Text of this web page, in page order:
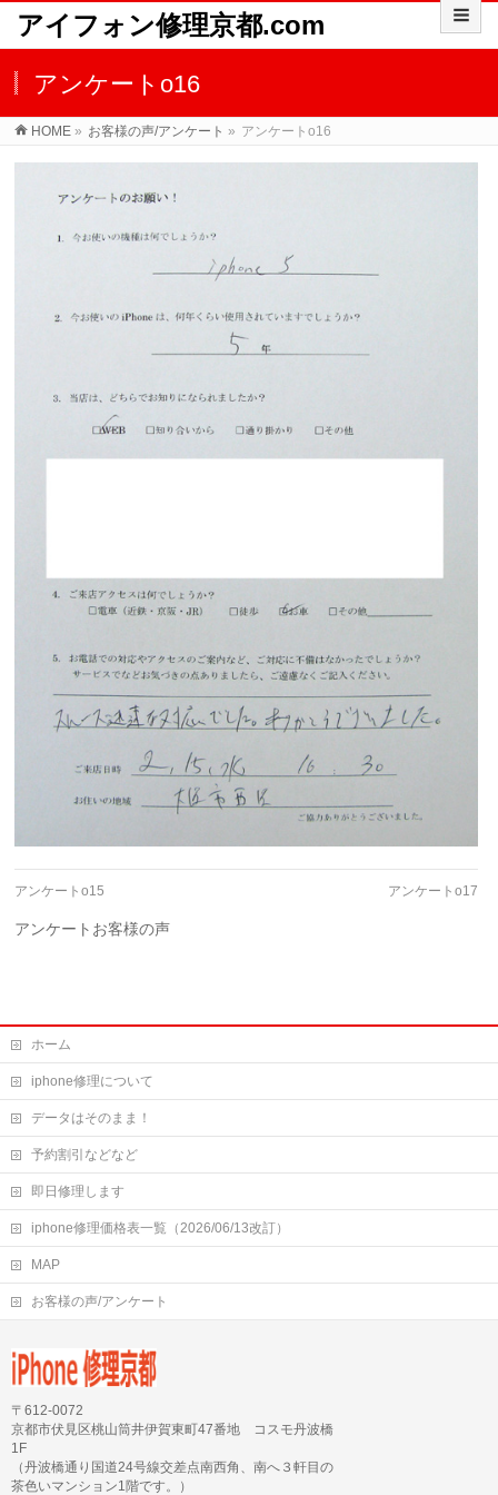
アイフォン修理京都.com
アンケートo16
HOME » お客様の声/アンケート » アンケートo16
アンケートo15 アンケートo17
アンケートお客様の声
ホーム
iphone修理について
データはそのまま！
予約割引などなど
即日修理します
iphone修理価格表一覧（2026/06/13改訂）
MAP
お客様の声/アンケート
〒612-0072
京都市伏見区桃山筒井伊賀東町47番地 コスモ丹波橋
1F
（丹波橋通り国道24号線交差点南西角、南へ３軒目の
茶色いマンション1階です。）